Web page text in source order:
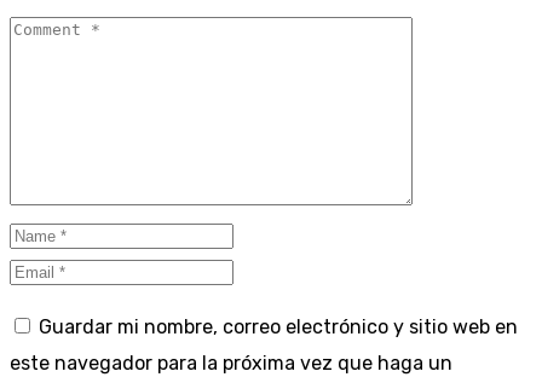
Guardar mi nombre, correo electrónico y sitio web en
este navegador para la próxima vez que haga un